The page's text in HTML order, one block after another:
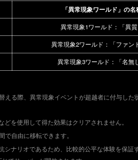
「異常現象ワールド」の名
異常現象1ワールド：「異質
異常現象2ワールド：「ファン
異常現象3ワールド：「名無
える際、異常現象イベントが超越者に付与した
を使用して得た効果はクリアされません。
で自由に移転できます。
ナリオであるため、比較的公平な体験を保証